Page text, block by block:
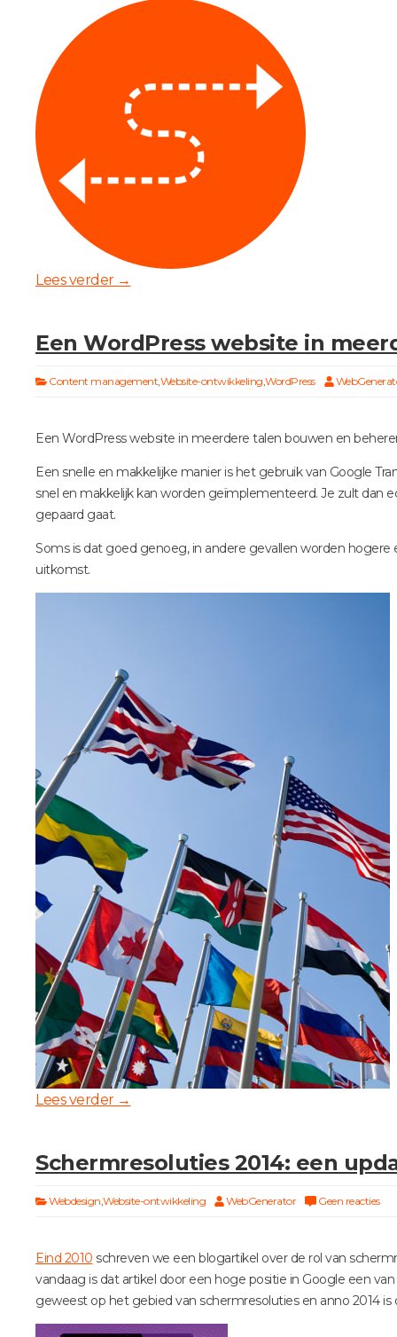
Lees verder →
Een WordPress website in
Content management,Website-ontwikkeling,WordPress
Een WordPress website in meerdere talen bouwen en
Een snelle en makkelijke manier is het gebruik van Google
snel en makkelijk kan worden geïmplementeerd. Je zult
gepaard gaat.
Soms is dat goed genoeg, in andere gevallen worden
uitkomst.
Lees verder →
Schermresoluties 2014: een
Webdesign,Website-ontwikkeling WebGenerator Geen reacties
Eind 2010 schreven we een blogartikel over de rol van
vandaag is dat artikel door een hoge positie in Google een
geweest op het gebied van schermresoluties en anno 2014